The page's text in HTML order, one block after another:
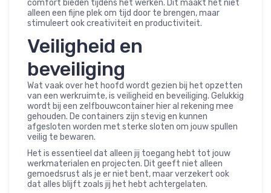
comfort bieden tijdens het werken. Dit maakt het niet
alleen een fijne plek om tijd door te brengen, maar
stimuleert ook creativiteit en productiviteit.
Veiligheid en
beveiliging
Wat vaak over het hoofd wordt gezien bij het opzetten
van een werkruimte, is veiligheid en beveiliging. Gelukkig
wordt bij een zelfbouwcontainer hier al rekening mee
gehouden. De containers zijn stevig en kunnen
afgesloten worden met sterke sloten om jouw spullen
veilig te bewaren.
Het is essentieel dat alleen jij toegang hebt tot jouw
werkmaterialen en projecten. Dit geeft niet alleen
gemoedsrust als je er niet bent, maar verzekert ook
dat alles blijft zoals jij het hebt achtergelaten.